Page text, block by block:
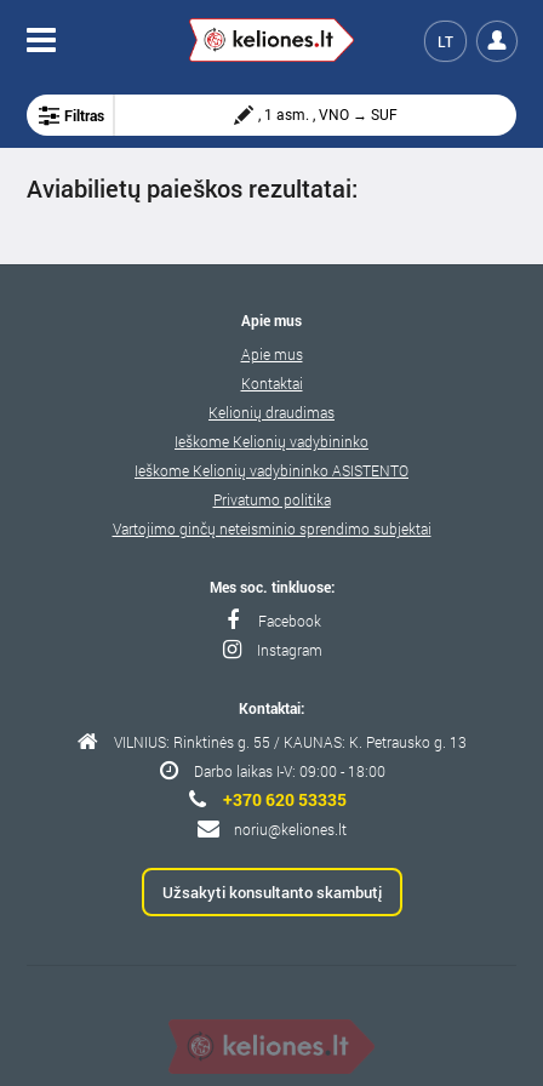
LT
Filtras , 1 asm. , VNO → SUF
Aviabilietų paieškos rezultatai:
Apie mus
Apie mus
Kontaktai
Kelionių draudimas
Ieškome Kelionių vadybininko
Ieškome Kelionių vadybininko ASISTENTO
Privatumo politika
Vartojimo ginčų neteisminio sprendimo subjektai
Mes soc. tinkluose:
Facebook
Instagram
Kontaktai:
VILNIUS: Rinktinės g. 55 / KAUNAS: K. Petrausko g. 13
Darbo laikas I-V: 09:00 - 18:00
+370 620 53335
noriu@keliones.lt
Užsakyti konsultanto skambutį